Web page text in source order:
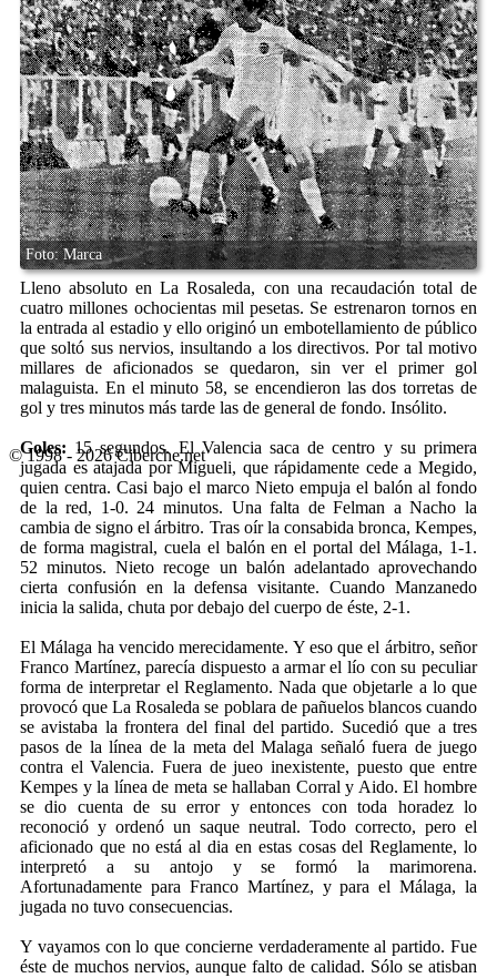
Lleno absoluto en La Rosaleda, con una recaudación total de
cuatro millones ochocientas mil pesetas. Se estrenaron tornos en
la entrada al estadio y ello originó un embotellamiento de público
que soltó sus nervios, insultando a los directivos. Por tal motivo
millares de aficionados se quedaron, sin ver el primer gol
malaguista. En el minuto 58, se encendieron las dos torretas de
gol y tres minutos más tarde las de general de fondo. Insólito.
Goles: 15 segundos. El Valencia saca de centro y su primera
jugada es atajada por Migueli, que rápidamente cede a Megido,
quien centra. Casi bajo el marco Nieto empuja el balón al fondo
de la red, 1-0. 24 minutos. Una falta de Felman a Nacho la
cambia de signo el árbitro. Tras oír la consabida bronca, Kempes,
de forma magistral, cuela el balón en el portal del Málaga, 1-1.
52 minutos. Nieto recoge un balón adelantado aprovechando
cierta confusión en la defensa visitante. Cuando Manzanedo
inicia la salida, chuta por debajo del cuerpo de éste, 2-1.
El Málaga ha vencido merecidamente. Y eso que el árbitro, señor
Franco Martínez, parecía dispuesto a armar el lío con su peculiar
forma de interpretar el Reglamento. Nada que objetarle a lo que
provocó que La Rosaleda se poblara de pañuelos blancos cuando
se avistaba la frontera del final del partido. Sucedió que a tres
pasos de la línea de la meta del Malaga señaló fuera de juego
contra el Valencia. Fuera de jueo inexistente, puesto que entre
Kempes y la línea de meta se hallaban Corral y Aido. El hombre
se dio cuenta de su error y entonces con toda horadez lo
reconoció y ordenó un saque neutral. Todo correcto, pero el
aficionado que no está al dia en estas cosas del Reglamente, lo
interpretó a su antojo y se formó la marimorena.
Afortunadamente para Franco Martínez, y para el Málaga, la
jugada no tuvo consecuencias.
Y vayamos con lo que concierne verdaderamente al partido. Fue
éste de muchos nervios, aunque falto de calidad. Sólo se atisban
© 1998 - 2026 Ciberche.net